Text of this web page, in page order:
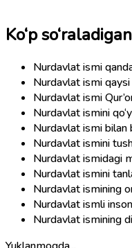
Ko‘p
Nurdavlat ismi
Nurdavlat ismi
Nurdavlat ismi
Nurdavlat ismini
Nurdavlat ismi bilan
Nurdavlat ismini
Nurdavlat ismidagi
Nurdavlat ismini
Nurdavlat ismining
Nurdavlat ismli
Nurdavlat ismining